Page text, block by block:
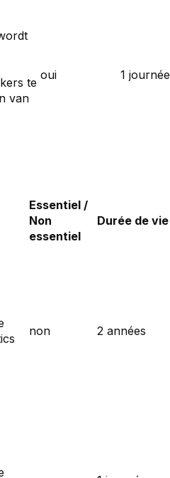
te
van
oui 1 journée
Essentiel /
Non
essentiel
Durée de vie
non 2 années